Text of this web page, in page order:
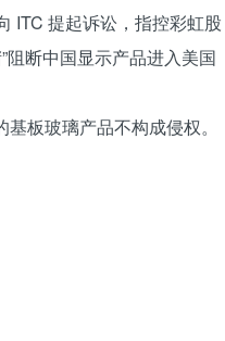
ITC 提起诉讼，指控彩虹股
断中国显示产品进入美国
板玻璃产品不构成侵权。